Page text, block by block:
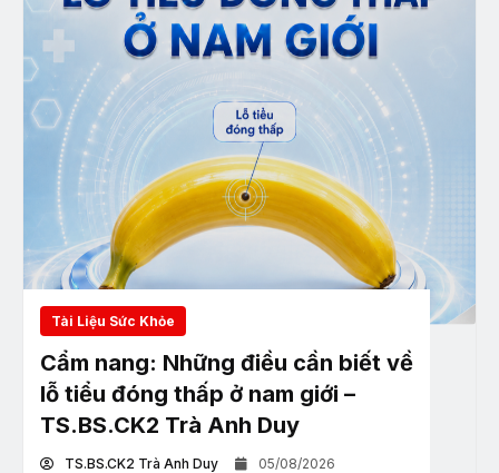
Tài Liệu Sức Khỏe
Cẩm nang: Những điều cần biết về
lỗ tiểu đóng thấp ở nam giới –
TS.BS.CK2 Trà Anh Duy
TS.BS.CK2 Trà Anh Duy 05/08/2026